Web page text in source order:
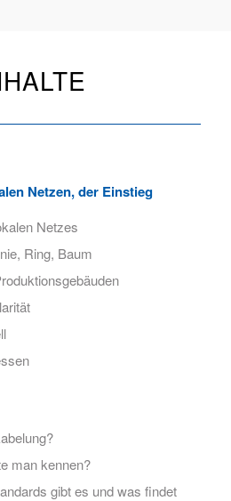
Netzen, der Einstieg​
Netzes
Ring, Baum
man kennen?
gibt es und was findet